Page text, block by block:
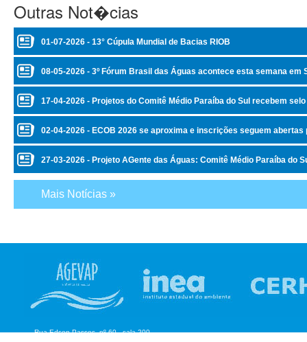
Outras Not�cias
01-07-2026 - 13° Cúpula Mundial de Bacias RIOB
08-05-2026 - 3º Fórum Brasil das Águas acontece esta semana em
17-04-2026 - Projetos do Comitê Médio Paraíba do Sul recebem
02-04-2026 - ECOB 2026 se aproxima e inscrições seguem
27-03-2026 - Projeto AGente das Águas: Comitê Médio Paraíba do
Mais Notícias »
Rua Edson Passos, nº 60 - sala 200